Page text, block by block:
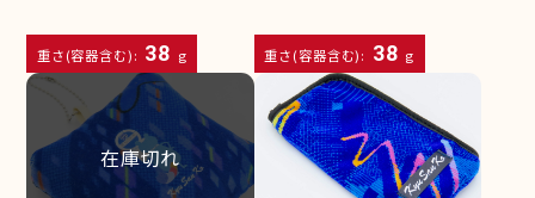
重さ(容器含む): 38 g 重さ(容器含む): 38 g
在庫切れ